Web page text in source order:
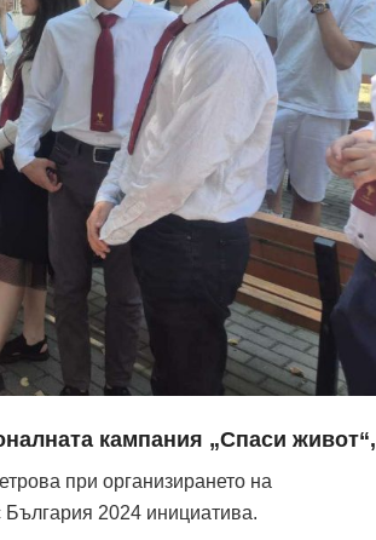
кампания „Спаси живот“,
при организирането на
България 2024 инициатива.